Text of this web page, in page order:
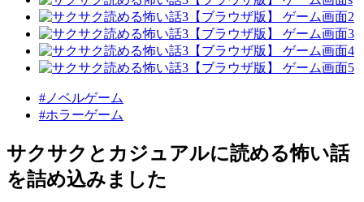
#ノベルゲーム
#ホラーゲーム
サクサクとカジュアルに読める怖い話
を詰め込みました